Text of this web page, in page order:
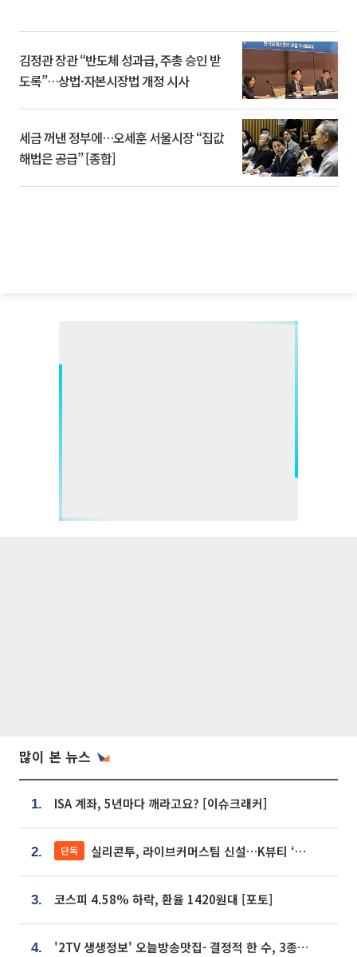
김정관 장관 “반도체 성과급, 주총 승인 받
도록”…상법·자본시장법 개정 시사
세금 꺼낸 정부에…오세훈 서울시장 “집값
해법은 공급” [종합]
많이 본 뉴스
1. ISA 계좌, 5년마다 깨라고요? [이슈크래커]
2. 단독 실리콘투, 라이브커머스팀 신설…K뷰티 ‘글로벌 판매망’ 확대[K뷰티 라방戰]
3. 코스피 4.58% 하락, 환율 1420원대 [포토]
4. '2TV 생생정보' 오늘방송맛집- 결정적 한 수, 3종 메밀면! 메밀 소바 맛집 '의○○○○'